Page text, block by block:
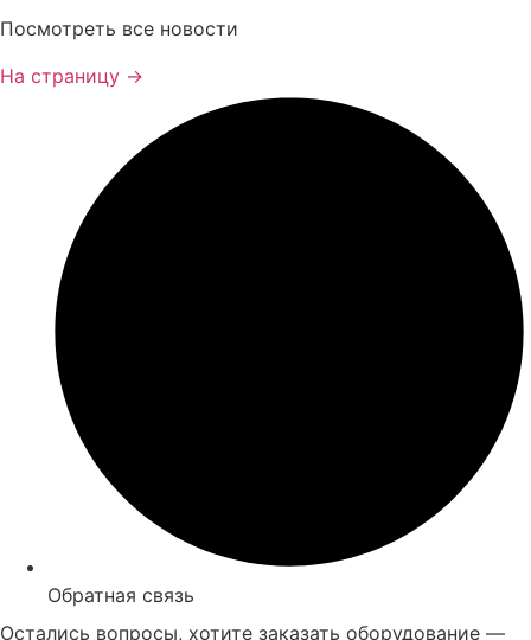
Посмотреть все новости
На страницу →
Обратная связь
Остались вопросы, хотите заказать оборудование —